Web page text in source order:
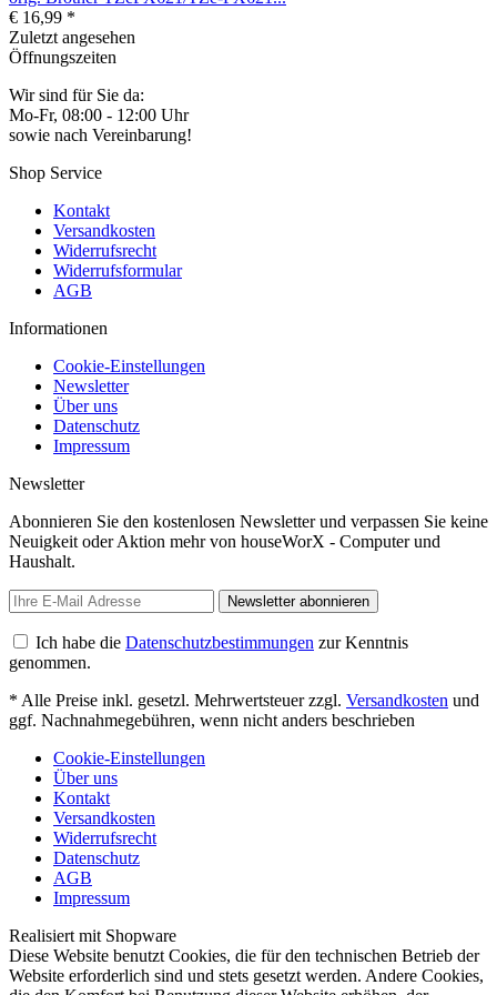
€ 16,99 *
Zuletzt angesehen
Öffnungszeiten
Wir sind für Sie da:
Mo-Fr, 08:00 - 12:00 Uhr
sowie nach Vereinbarung!
Shop Service
Kontakt
Versandkosten
Widerrufsrecht
Widerrufsformular
AGB
Informationen
Cookie-Einstellungen
Newsletter
Über uns
Datenschutz
Impressum
Newsletter
Abonnieren Sie den kostenlosen Newsletter und verpassen Sie keine
Neuigkeit oder Aktion mehr von houseWorX - Computer und
Haushalt.
Newsletter abonnieren
Ich habe die Datenschutzbestimmungen zur Kenntnis
genommen.
* Alle Preise inkl. gesetzl. Mehrwertsteuer zzgl. Versandkosten und
ggf. Nachnahmegebühren, wenn nicht anders beschrieben
Cookie-Einstellungen
Über uns
Kontakt
Versandkosten
Widerrufsrecht
Datenschutz
AGB
Impressum
Realisiert mit Shopware
Diese Website benutzt Cookies, die für den technischen Betrieb der
Website erforderlich sind und stets gesetzt werden. Andere Cookies,